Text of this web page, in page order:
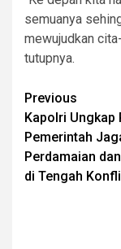
semuanya
mewujudkan
tutupnya.
Post
Previous
Kapolri Ungkap
Pemerintah
Perdamaian
di Tengah